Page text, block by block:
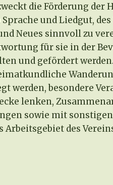
die Förderung
und Liedgut,
Neues sinnvoll zu
für sie in der
und gefördert
werden, besondere
lenken,
sowie mit
Arbeitsgebiet des